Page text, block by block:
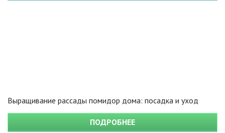
Выращивание рассады помидор дома: посадка и уход
ПОДРОБНЕЕ